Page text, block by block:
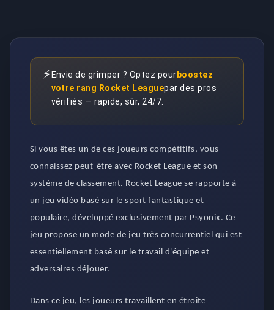
⚡ Envie de grimper ? Optez pourboostez
votre rang Rocket Leaguepar des pros
vérifiés — rapide, sûr, 24/7.
Si vous êtes un de ces joueurs compétitifs, vous
connaissez peut-être avec Rocket League et son
système de classement. Rocket League se rapporte à
un jeu vidéo basé sur le sport fantastique et
populaire, développé exclusivement par Psyonix. Ce
jeu propose un mode de jeu très concurrentiel qui est
essentiellement basé sur le travail d'équipe et
adversaires déjouer.
Dans ce jeu, les joueurs travaillent en étroite